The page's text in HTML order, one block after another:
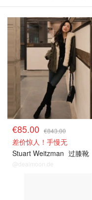
€85.00 €843.00
差价惊人！手慢无
Stuart Weitzman 过膝靴
@dealmoon.de